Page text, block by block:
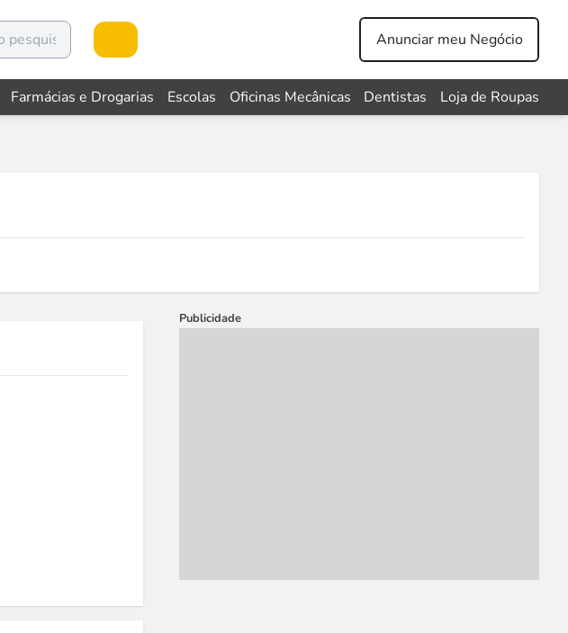
Anunciar meu Negócio
Farmácias e Drogarias Escolas Oficinas Mecânicas Dentistas Loja de Roupas
Publicidade